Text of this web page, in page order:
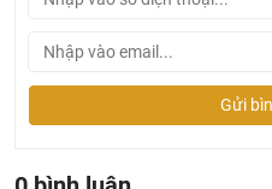
Về bản chất an toàn chống
3 chức năng
Gửi